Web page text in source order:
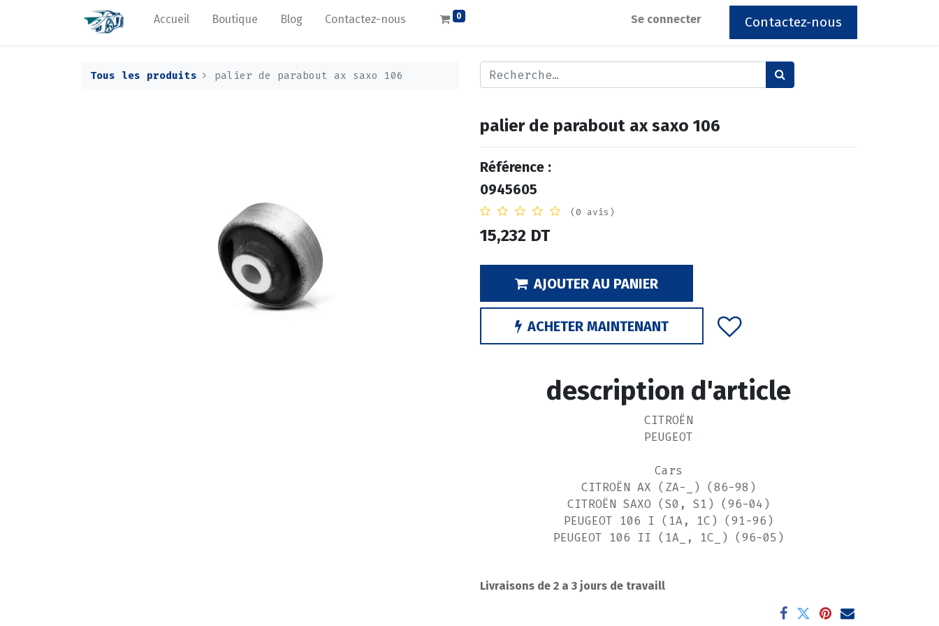
Accueil Boutique Blog Contactez-nous 0 Se connecter Contactez-nous
Tous les produits palier de parabout ax saxo 106
palier de parabout ax saxo 106
Référence :
0945605
(0 avis)
15,232 DT
AJOUTER AU PANIER
ACHETER MAINTENANT
description d'article
CITROËN
PEUGEOT
Cars
CITROËN AX (ZA-_) (86-98)
CITROËN SAXO (S0, S1) (96-04)
PEUGEOT 106 I (1A, 1C) (91-96)
PEUGEOT 106 II (1A_, 1C_) (96-05)
Livraisons de 2 a 3 jours de travaill